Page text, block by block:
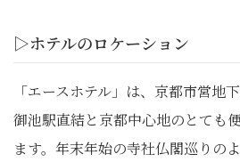
▷ホテルのロケーション
「エースホテル」は、京都市営地
御池駅直結と京都中心地のとても
ます。年末年始の寺社仏閣巡りの